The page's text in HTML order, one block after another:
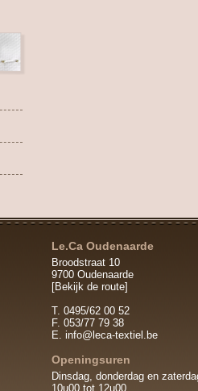
Le.Ca Oudenaarde
Broodstraat 10
9700 Oudenaarde
[Bekijk de route]
T. 0495/62 00 52
F. 053/77 79 38
E. info@leca-textiel.be
Openingsuren
Dinsdag, donderdag en
10u00 tot 12u00